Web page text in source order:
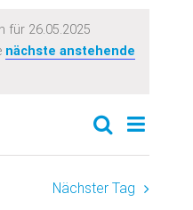
für 26.05.2025
nächste anstehende
Suche
Tag
Nächster Tag